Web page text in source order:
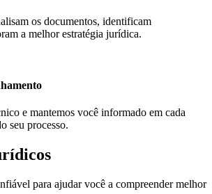
os documentos, identificam
a melhor estratégia jurídica.
e mantemos você informado em cada
seu processo.
para ajudar você a compreender melhor